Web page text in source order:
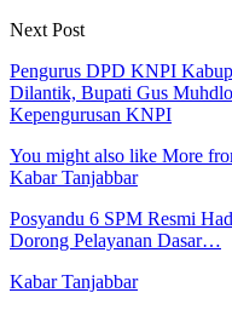
Next Post
Pengurus DPD KNPI
Dilantik, Bupati Gus
Kepengurusan KNPI
You might also like More
Kabar Tanjabbar
Posyandu 6 SPM Resmi
Dorong Pelayanan Dasar…
Kabar Tanjabbar